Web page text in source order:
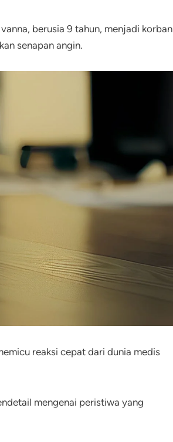
berusia 9 tahun, menjadi korban
senapan angin.
reaksi cepat dari dunia medis
mengenai peristiwa yang